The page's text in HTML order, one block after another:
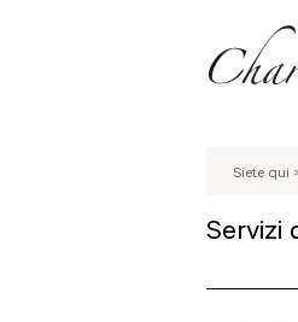
Siete qui >
Servizi